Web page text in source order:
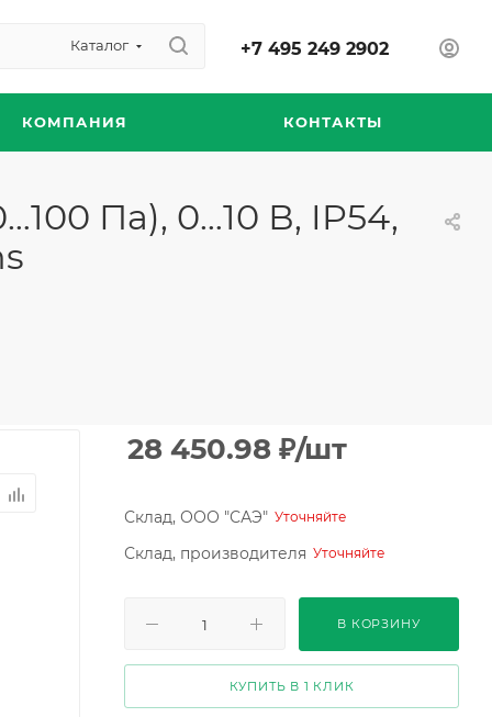
Каталог +7 495 249 2902
КОМПАНИЯ КОНТАКТЫ
Па), 0…10 В, IP54,
28 450.98 ₽/шт
Склад, ООО "САЭ" Уточняйте
Склад, производителя Уточняйте
В КОРЗИНУ
КУПИТЬ В 1 КЛИК